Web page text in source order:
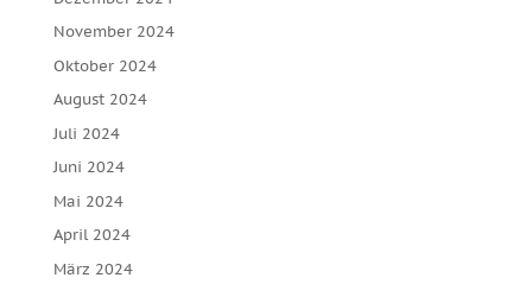
November 2024
Oktober 2024
August 2024
Juli 2024
Juni 2024
Mai 2024
April 2024
März 2024